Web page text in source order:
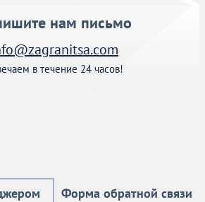
нам письмо
в течение 24 часов!
Форма обратной связи